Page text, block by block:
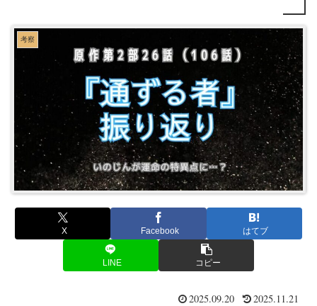
考察
X Facebook はてブ
LINE コピー
2025.09.20 2025.11.21